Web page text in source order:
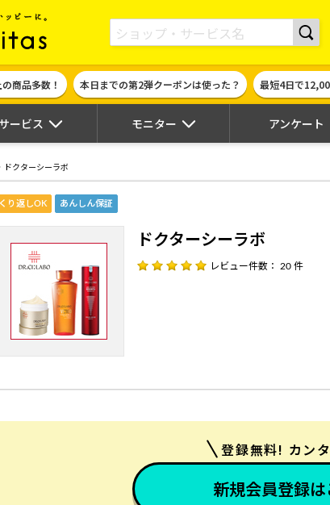
ポイント貯めて現金やギフト券に交換できるポイントサイト | ハ
商品多数！ 本日までの第2弾クーポンは使った？ 最短4日で
サービス モニター アンケート
ドクターシーラボ
くり返しOK あんしん保証
ドクターシーラボ
レビュー件数： 20 件
登録無料! カン
新規会員登録